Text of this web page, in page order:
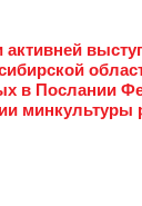
в Послании
минкультуры